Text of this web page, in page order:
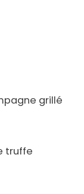
grillé
truffe